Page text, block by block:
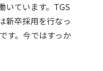
いています。TGS
新卒採用を行なっ
す。今ではすっか